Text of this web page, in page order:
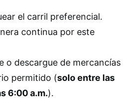
el carril preferencial.
continua por este
o descargue de mercancías
permitido (solo entre las
6:00 a.m.).